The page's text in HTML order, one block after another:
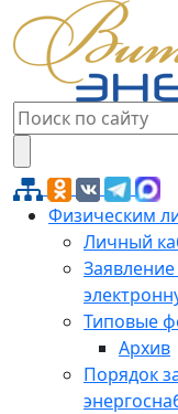
Физическим
Личный
Типовые
Архив
Порядок